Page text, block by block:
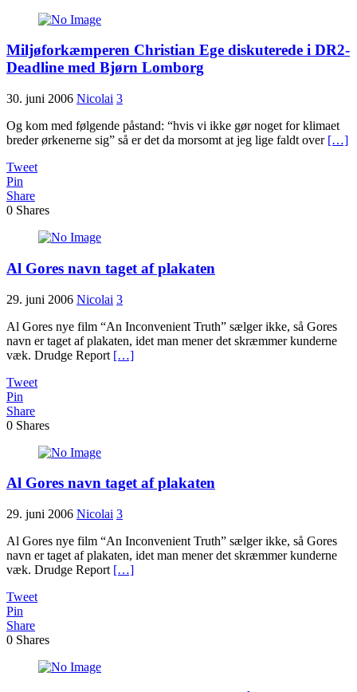
Miljøforkæmperen Christian Ege diskuterede i DR2-
Deadline med Bjørn Lomborg
30. juni 2006 Nicolai 3
Og kom med følgende påstand: “hvis vi ikke gør noget for klimaet
breder ørkenerne sig” så er det da morsomt at jeg lige faldt over […]
Tweet
Pin
Share
0 Shares
Al Gores navn taget af plakaten
29. juni 2006 Nicolai 3
Al Gores nye film “An Inconvenient Truth” sælger ikke, så Gores
navn er taget af plakaten, idet man mener det skræmmer kunderne
væk. Drudge Report […]
Tweet
Pin
Share
0 Shares
Al Gores navn taget af plakaten
29. juni 2006 Nicolai 3
Al Gores nye film “An Inconvenient Truth” sælger ikke, så Gores
navn er taget af plakaten, idet man mener det skræmmer kunderne
væk. Drudge Report […]
Tweet
Pin
Share
0 Shares